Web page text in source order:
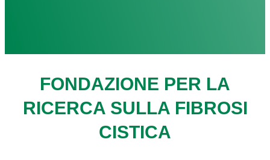
FONDAZIONE PER LA
RICERCA SULLA FIBROSI
CISTICA